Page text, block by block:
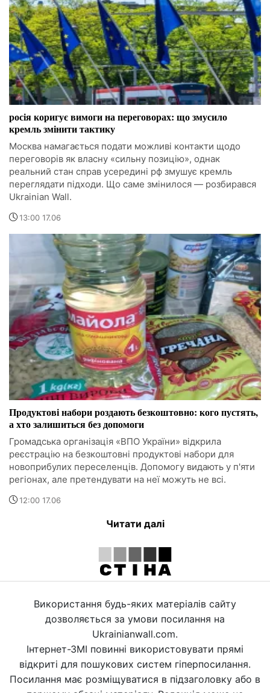
росія коригує вимоги на переговорах: що змусило
кремль змінити тактику
Москва намагається подати можливі контакти щодо
переговорів як власну «сильну позицію», однак
реальний стан справ усередині рф змушує кремль
переглядати підходи. Що саме змінилося — розбирався
Ukrainian Wall.
13:00 17.06
Продуктові набори роздають безкоштовно: кого пустять,
а хто залишиться без допомоги
Громадська організація «ВПО України» відкрила
реєстрацію на безкоштовні продуктові набори для
новоприбулих переселенців. Допомогу видають у п'яти
регіонах, але претендувати на неї можуть не всі.
12:00 17.06
Читати далі
Використання будь-яких матеріалів сайту
дозволяється за умови посилання на
Ukrainianwall.com.
Інтернет-ЗМІ повинні використовувати прямі
відкриті для пошукових систем гіперпосилання.
Посилання має розміщуватися в підзаголовку або в